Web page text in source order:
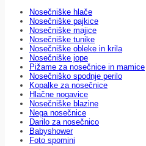
Nosečniške hlače
Nosečniške pajkice
Nosečniške majice
Nosečniške tunike
Nosečniške obleke in krila
Nosečniške jope
Pižame za nosečnice in mamice
Nosečniško spodnje perilo
Kopalke za nosečnice
Hlačne nogavice
Nosečniške blazine
Nega nosečnice
Darilo za nosečnico
Babyshower
Foto spomini